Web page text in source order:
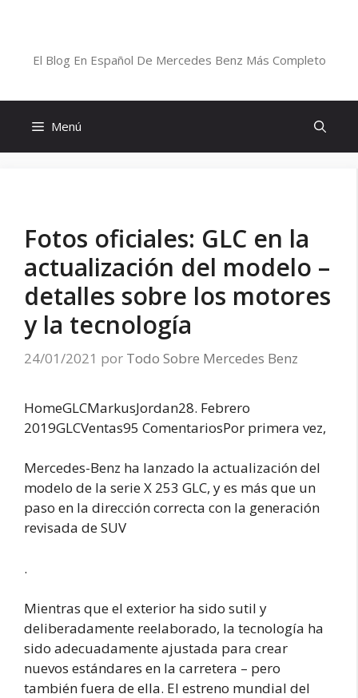
El Blog En Español De Mercedes Benz Más Completo
Menú
Fotos oficiales: GLC en la
actualización del modelo –
detalles sobre los motores
y la tecnología
24/01/2021 por Todo Sobre Mercedes Benz
HomeGLCMarkusJordan28. Febrero
2019GLCVentas95 ComentariosPor primera vez,
Mercedes-Benz ha lanzado la actualización del
modelo de la serie X 253 GLC, y es más que un
paso en la dirección correcta con la generación
revisada de SUV
.
Mientras que el exterior ha sido sutil y
deliberadamente reelaborado, la tecnología ha
sido adecuadamente ajustada para crear
nuevos estándares en la carretera – pero
también fuera de ella. El estreno mundial del